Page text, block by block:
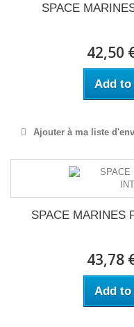
SPACE
42,50
Add to
Ajouter à ma liste
SPACE MARINES
43,78
Add to